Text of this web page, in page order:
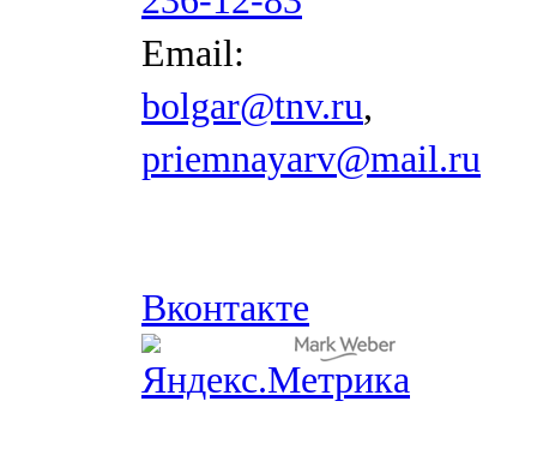
Email:
bolgar@tnv.ru,
priemnayarv@mail.ru
Вконтакте